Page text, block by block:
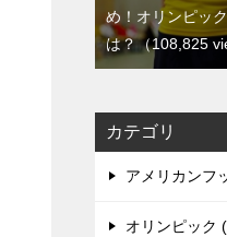
め！オリンピッ
は？（108,825
カテゴリ
アメリカンフ
オリンピック